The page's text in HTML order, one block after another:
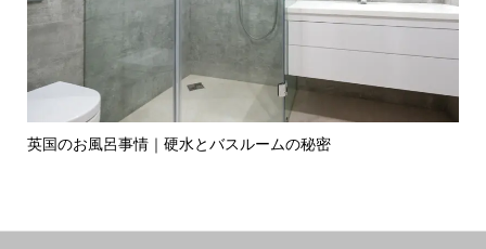
英国のお風呂事情｜硬水とバスルームの秘密